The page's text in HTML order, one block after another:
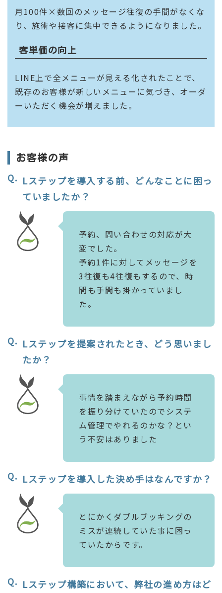
月100件×数回のメッセージ往復の手間がなくな
り、施術や接客に集中できるようになりました。
客単価の向上
LINE上で全メニューが見える化されたことで、
既存のお客様が新しいメニューに気づき、オーダ
ーいただく機会が増えました。
お客様の声
Lステップを導入する前、どんなことに困っ
ていましたか？
予約、問い合わせの対応が大
変でした。
予約1件に対してメッセージを
3往復も4往復もするので、時
間も手間も掛かっていまし
た。
Lステップを提案されたとき、どう思いまし
たか？
事情を踏まえながら予約時間
を振り分けていたのでシステ
ム管理でやれるのかな？とい
う不安はありました
Lステップを導入した決め手はなんですか？
とにかくダブルブッキングの
ミスが連続していた事に困っ
ていたからです。
Lステップ構築において、弊社の進め方はど